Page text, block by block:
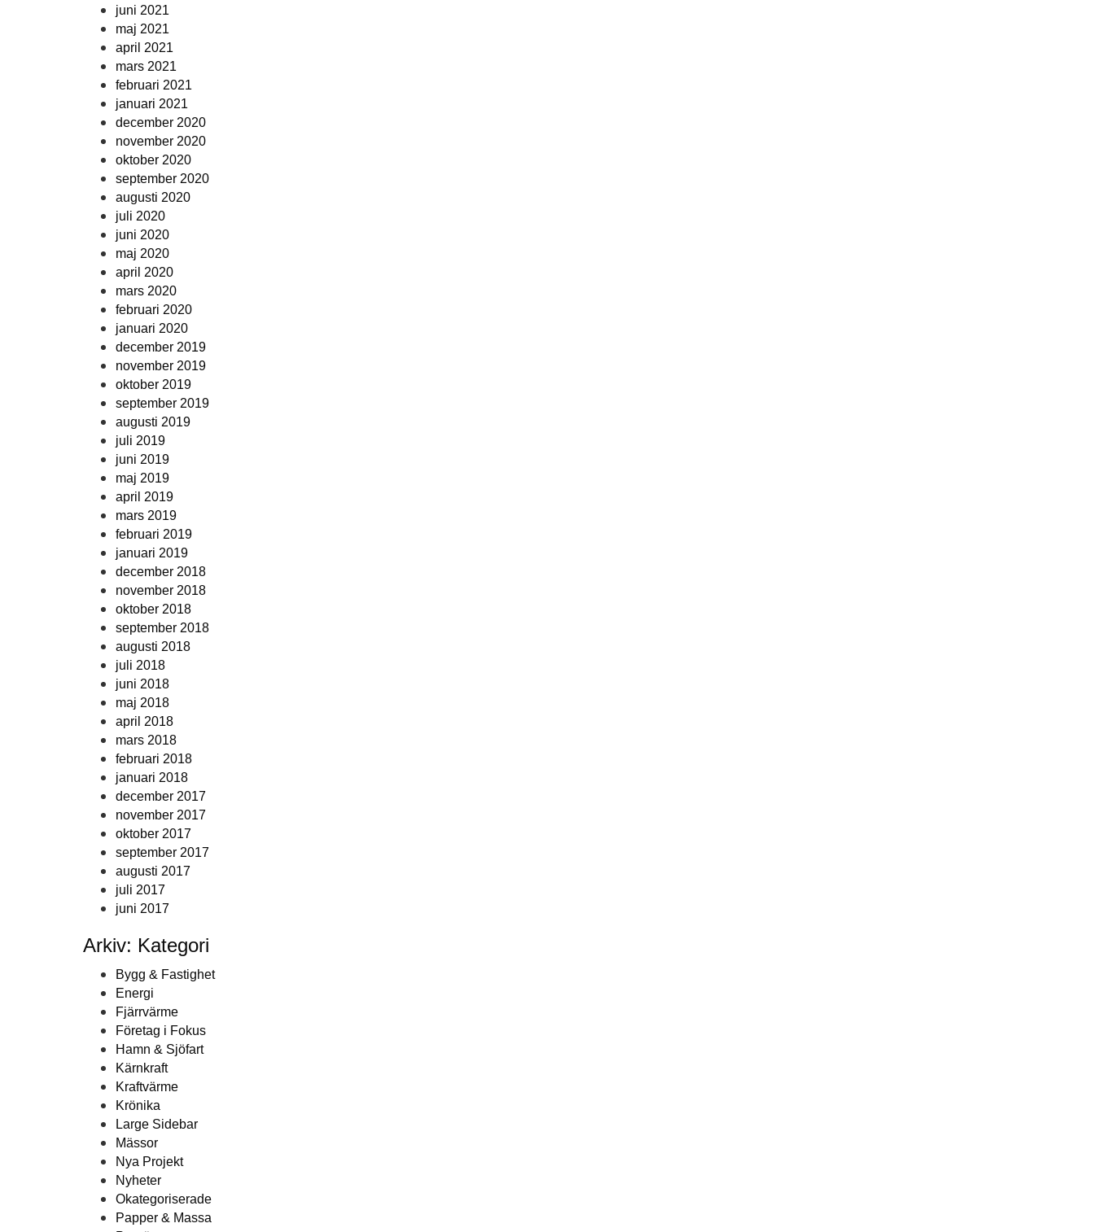
juni 2021
maj 2021
april 2021
mars 2021
februari 2021
januari 2021
december 2020
november 2020
oktober 2020
september 2020
augusti 2020
juli 2020
juni 2020
maj 2020
april 2020
mars 2020
februari 2020
januari 2020
december 2019
november 2019
oktober 2019
september 2019
augusti 2019
juli 2019
juni 2019
maj 2019
april 2019
mars 2019
februari 2019
januari 2019
december 2018
november 2018
oktober 2018
september 2018
augusti 2018
juli 2018
juni 2018
maj 2018
april 2018
mars 2018
februari 2018
januari 2018
december 2017
november 2017
oktober 2017
september 2017
augusti 2017
juli 2017
juni 2017
Arkiv: Kategori
Bygg & Fastighet
Energi
Fjärrvärme
Företag i Fokus
Hamn & Sjöfart
Kärnkraft
Kraftvärme
Krönika
Large Sidebar
Mässor
Nya Projekt
Nyheter
Okategoriserade
Papper & Massa